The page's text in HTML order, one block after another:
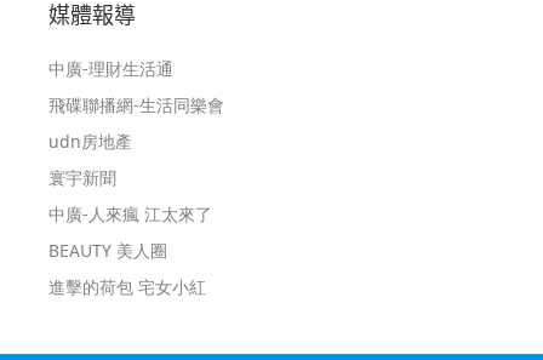
媒體報導
中廣-理財生活通
飛碟聯播網-生活同樂會
udn房地產
寰宇新聞
中廣-人來瘋 江太來了
BEAUTY 美人圈
進擊的荷包 宅女小紅